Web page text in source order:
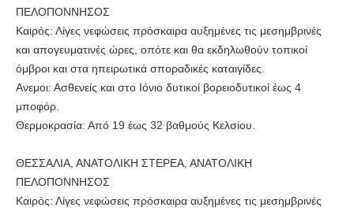
ΠΕΛΟΠΟΝΝΗΣΟΣ
Καιρός: Λίγες νεφώσεις πρόσκαιρα αυξημένες τις μεσημβρινές
και απογευματινές ώρες, οπότε και θα εκδηλωθούν τοπικοί
όμβροι και στα ηπειρωτικά σποραδικές καταιγίδες.
Ανεμοι: Ασθενείς και στο Ιόνιο δυτικοί βορειοδυτικοί έως 4
μποφόρ.
Θερμοκρασία: Από 19 έως 32 βαθμούς Κελσίου.
ΘΕΣΣΑΛΙΑ, ΑΝΑΤΟΛΙΚΗ ΣΤΕΡΕΑ, ΑΝΑΤΟΛΙΚΗ
ΠΕΛΟΠΟΝΝΗΣΟΣ
Καιρός: Λίγες νεφώσεις πρόσκαιρα αυξημένες τις μεσημβρινές